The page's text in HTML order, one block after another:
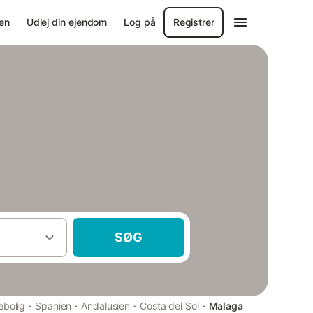
Udlej din ejendom Log på Registrer
SØG
· Spanien · Andalusien · Costa del Sol · Malaga